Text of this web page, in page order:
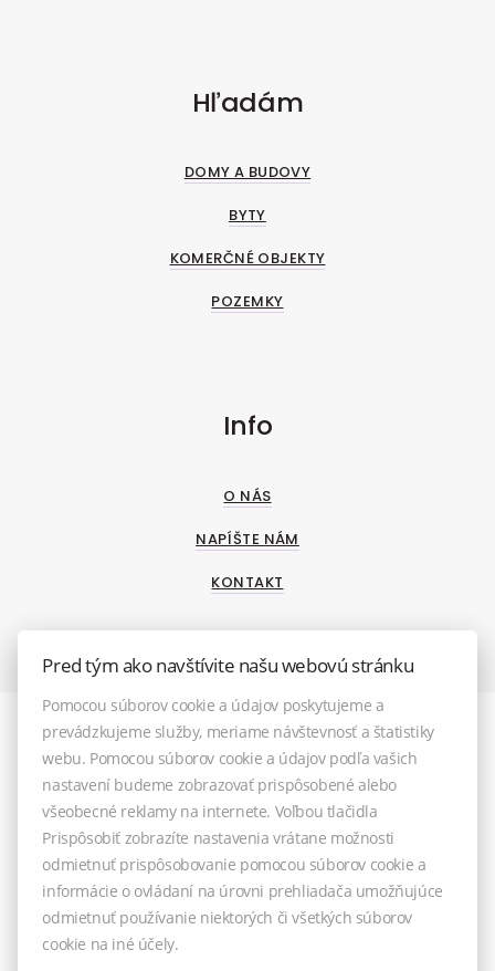
Hľadám
DOMY A BUDOVY
BYTY
KOMERČNÉ OBJEKTY
POZEMKY
Info
O NÁS
NAPÍŠTE NÁM
KONTAKT
© 2026 - TOREA reality, s.r.o.
M. R. Štefánika 33 (vchod z Farskej ul.), Pezinok 902 01, E-mail:
Pred tým ako navštívite našu webovú stránku
Pomocou súborov cookie a údajov poskytujeme a
prevádzkujeme služby, meriame návštevnosť a štatistiky
webu. Pomocou súborov cookie a údajov podľa vašich
nastavení budeme zobrazovať prispôsobené alebo
všeobecné reklamy na internete. Voľbou tlačidla
Prispôsobiť zobrazíte nastavenia vrátane možnosti
odmietnuť prispôsobovanie pomocou súborov cookie a
informácie o ovládaní na úrovni prehliadača umožňujúce
odmietnuť používanie niektorých či všetkých súborov
cookie na iné účely.